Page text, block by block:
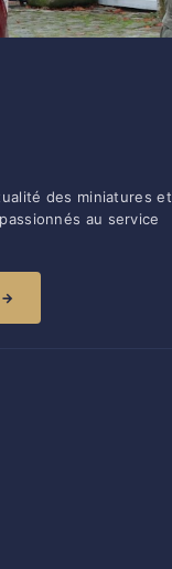
des miniatures et
au service
→